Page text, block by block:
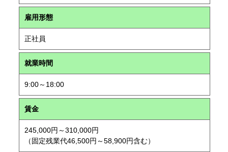
雇用形態
正社員
就業時間
9:00～18:00
賃金
245,000円～310,000円
（固定残業代46,500円～58,900円含む）